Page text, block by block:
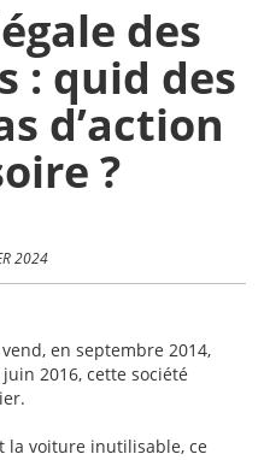
des
: quid des
d’action
?
2024
en septembre 2014,
2016, cette société
la voiture inutilisable, ce